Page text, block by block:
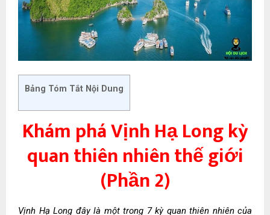
Bảng Tóm Tắt Nội Dung
Khám phá Vịnh Hạ Long kỳ
quan thiên nhiên thế giới
(Phần 2)
Vịnh Hạ Long đây là một trong 7 kỳ quan thiên nhiên của